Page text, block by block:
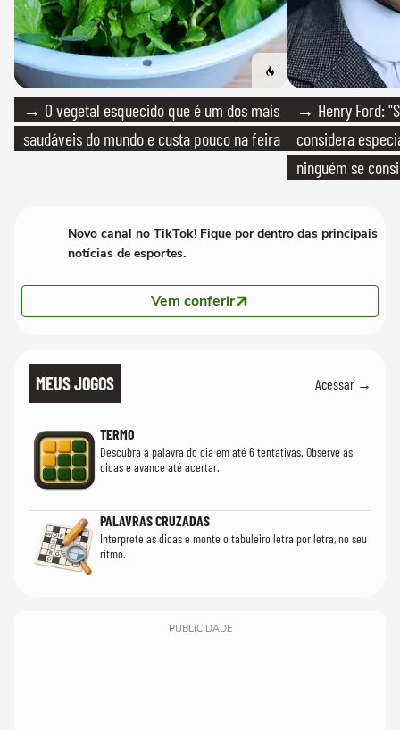
→ O vegetal esquecido que é um dos mais
saudáveis do mundo e custa pouco na feira
→ Henry Ford:
considera
ninguém se
Novo canal no TikTok! Fique por dentro das principais
notícias de esportes.
Vem conferir
MEUS JOGOS Acessar →
TERMO
Descubra a palavra do dia em até 6 tentativas. Observe as
dicas e avance até acertar.
PALAVRAS CRUZADAS
Interprete as dicas e monte o tabuleiro letra por letra, no seu
ritmo.
PUBLICIDADE